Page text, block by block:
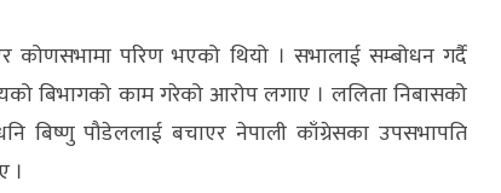
परिण भएको थियो । सभालाई सम्बोधन गर्दै
बिभागको काम गरेको आरोप लगाए । ललिता निबासको
बिष्णु पौडेललाई बचाएर नेपाली काँग्रेसका उपसभापति
।